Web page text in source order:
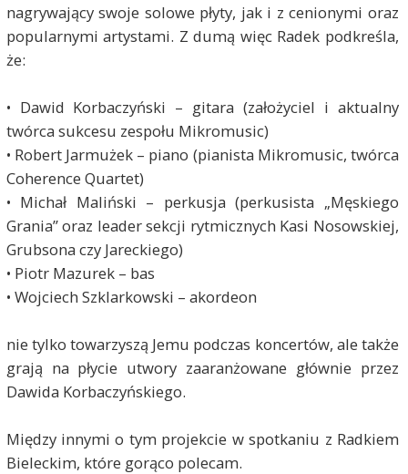
nagrywający swoje solowe płyty, jak i z cenionymi oraz
popularnymi artystami. Z dumą więc Radek podkreśla,
że:
• Dawid Korbaczyński – gitara (założyciel i aktualny
twórca sukcesu zespołu Mikromusic)
• Robert Jarmużek – piano (pianista Mikromusic, twórca
Coherence Quartet)
• Michał Maliński – perkusja (perkusista „Męskiego
Grania” oraz leader sekcji rytmicznych Kasi Nosowskiej,
Grubsona czy Jareckiego)
• Piotr Mazurek – bas
• Wojciech Szklarkowski – akordeon
nie tylko towarzyszą Jemu podczas koncertów, ale także
grają na płycie utwory zaaranżowane głównie przez
Dawida Korbaczyńskiego.
Między innymi o tym projekcie w spotkaniu z Radkiem
Bieleckim, które gorąco polecam.